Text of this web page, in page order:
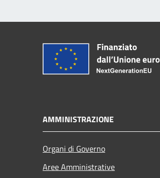
AMMINISTRAZIONE
Organi di Governo
Aree Amministrative